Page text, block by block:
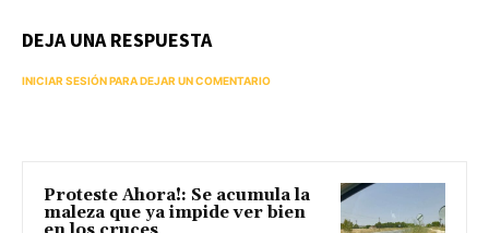
DEJA UNA RESPUESTA
INICIAR SESIÓN PARA DEJAR UN COMENTARIO
Proteste Ahora!: Se acumula la
maleza que ya impide ver bien